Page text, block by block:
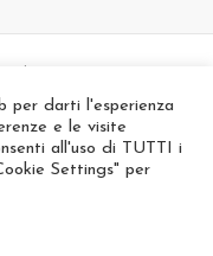
NOTE LEGALI
per darti l'esperienza
e le visite
all'uso di TUTTI i
Settings" per